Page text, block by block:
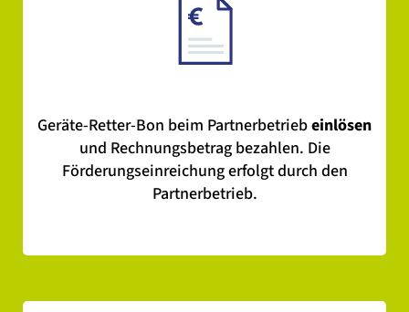
Geräte-Retter-Bon beim Partnerbetriebeinlösen
und Rechnungsbetrag bezahlen. Die
Förderungseinreichung erfolgt durch den
Partnerbetrieb.